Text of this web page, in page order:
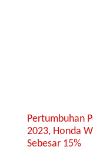
Pertumbuhan
2023, Honda
Sebesar 15%